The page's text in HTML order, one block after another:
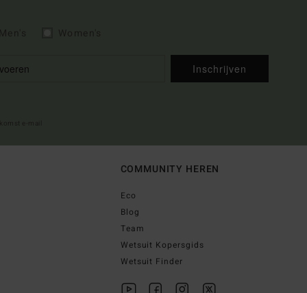
Inschrijven
COMMUNITY HEREN
Eco
Blog
Team
Wetsuit Kopersgids
Wetsuit Finder